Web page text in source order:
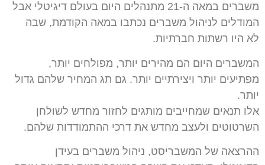
משברים במאה ה-21 מתנהלים היום בעולם דיגיטלי אבל
המודלים לניהול משברים נכתבו במאה הקודמת, שבה
לא היו רשתות חברתיות.
המשברים היום הם מהירים יותר, מפולחים יותר,
מפתיעים יותר ויצירתיים יותר. גם תג המחיר שלהם גדול
יותר.
אלו תנאים שמחייבים מותגים לחזור מחדש לשולחן
השרטוטים ולעצב מחדש את דרכי ההתמודדות שלהם.
ההרצאה של המשבריסט, ניהול משברים בעידן